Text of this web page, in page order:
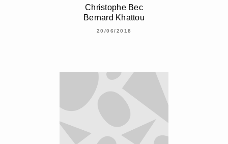
Christophe Bec
Bernard Khattou
20/06/2018